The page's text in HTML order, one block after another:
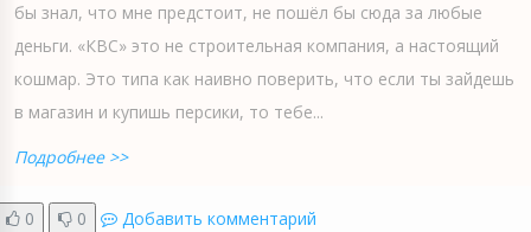
бы знал, что мне предстоит, не пошёл бы сюда за любые
деньги. «КВС» это не строительная компания, а настоящий
кошмар. Это типа как наивно поверить, что если ты зайдешь
в магазин и купишь персики, то тебе...
Подробнее >>
0 0 Добавить комментарий